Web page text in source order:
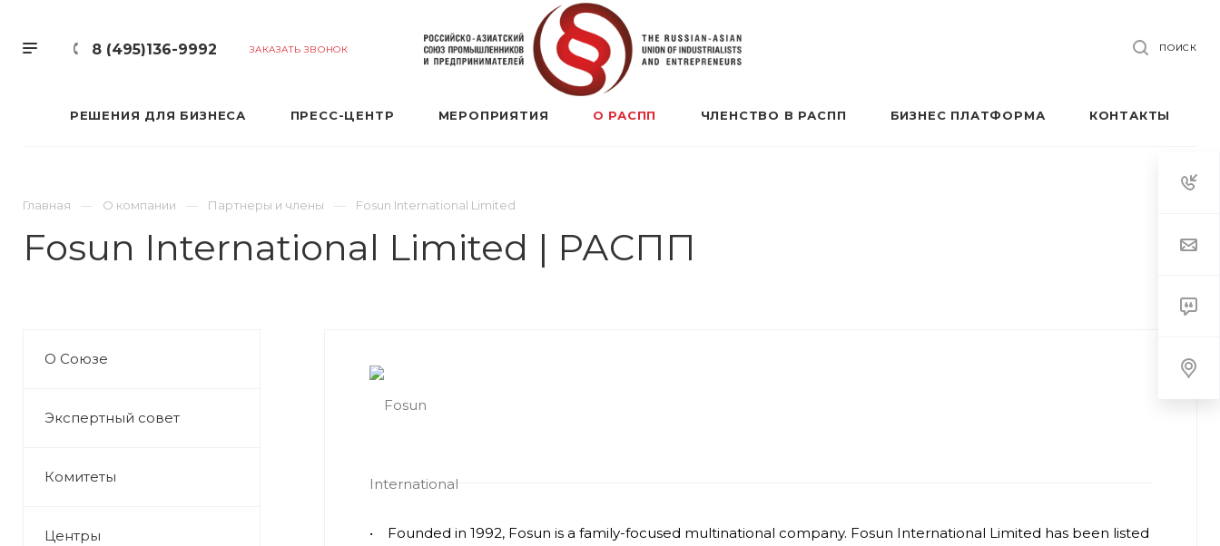
8 (495)136-9992 ЗАКАЗАТЬ ЗВОНОК ПОИСК
РЕШЕНИЯ ДЛЯ БИЗНЕСА ПРЕСС-ЦЕНТР МЕРОПРИЯТИЯ О РАСПП ЧЛЕНСТВО В РАСПП БИЗНЕС ПЛАТФОРМА КОНТАКТЫ
Главная О компании Партнеры и члены Fosun International Limited
Fosun International Limited | РАСПП
О Союзе
Экспертный совет
Комитеты
Центры
• Founded in 1992, Fosun is a family-focused multinational company. Fosun International Limited has been listed